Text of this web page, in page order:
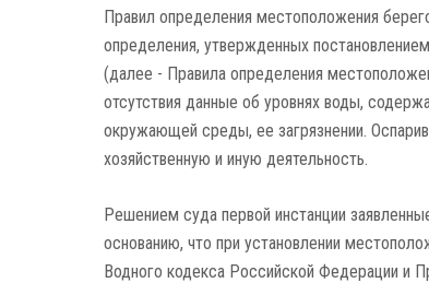
Правил определения местоположения
определения, утвержденных
(далее - Правила определения
отсутствия данные об уровнях воды,
окружающей среды, ее загрязнении.
хозяйственную и иную деятельность.
Решением суда первой инстанции
основанию, что при установлении
Водного кодекса Российской Федерации и